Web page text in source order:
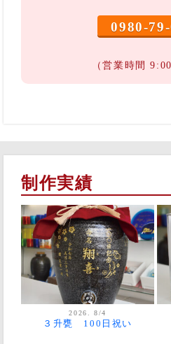
0980-
（営業時間
制作実績
2026. 8/4
３升甕 100日祝い